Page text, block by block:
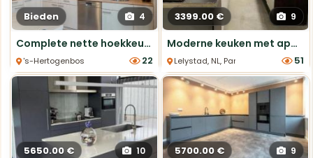
Bieden 4
Complete nette hoekkeuken (zelf te demonteren)
's-Hertogenbosch, NL, Hoek Keukens
22
3399.00 € 9
Moderne keuken met apparatuur - 377 cm
Lelystad, NL, Parallel Keukens 51
5650.00 € 10 5700.00 € 9